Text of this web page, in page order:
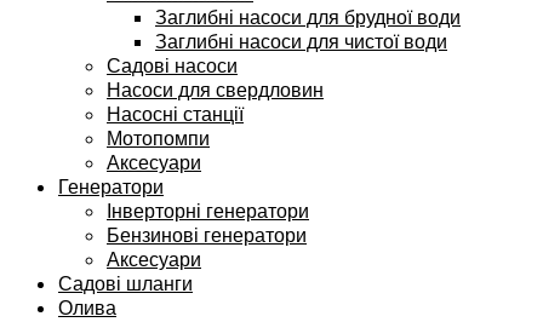
Заглибні насоси для брудної води
Заглибні насоси для чистої води
Садові насоси
Насоси для свердловин
Насосні станції
Мотопомпи
Аксесуари
Генератори
Інверторні генератори
Бензинові генератори
Аксесуари
Садові шланги
Олива